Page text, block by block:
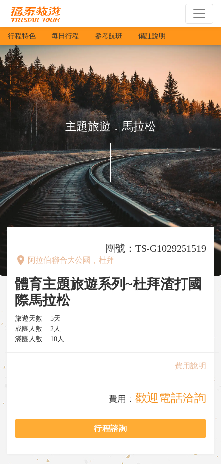
行程特色 每日行程 參考航班 備註說明
主題旅遊．馬拉松
團號：TS-G1029251519
place 阿拉伯聯合大公國，杜拜
體育主題旅遊系列~杜拜渣打國
際馬拉松
旅遊天數
5天
成團人數
2人
滿團人數
10人
費用說明
費用： 歡迎電話洽詢
行程諮詢